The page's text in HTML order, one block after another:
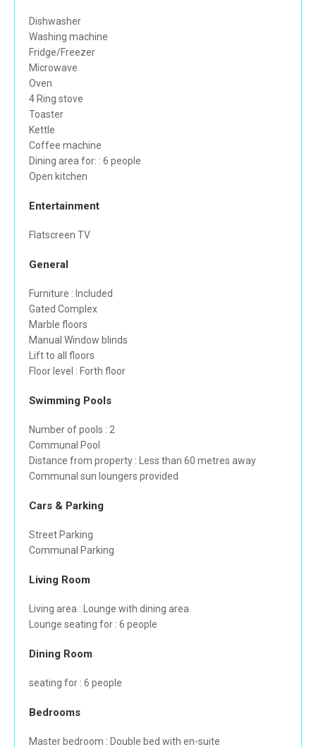
Dishwasher
Washing machine
Fridge/Freezer
Microwave
Oven
4 Ring stove
Toaster
Kettle
Coffee machine
Dining area for: : 6 people
Open kitchen
Entertainment
Flatscreen TV
General
Furniture : Included
Gated Complex
Marble floors
Manual Window blinds
Lift to all floors
Floor level : Forth floor
Swimming Pools
Number of pools : 2
Communal Pool
Distance from property : Less than 60 metres away
Communal sun loungers provided
Cars & Parking
Street Parking
Communal Parking
Living Room
Living area : Lounge with dining area
Lounge seating for : 6 people
Dining Room
seating for : 6 people
Bedrooms
Master bedroom : Double bed with en-suite